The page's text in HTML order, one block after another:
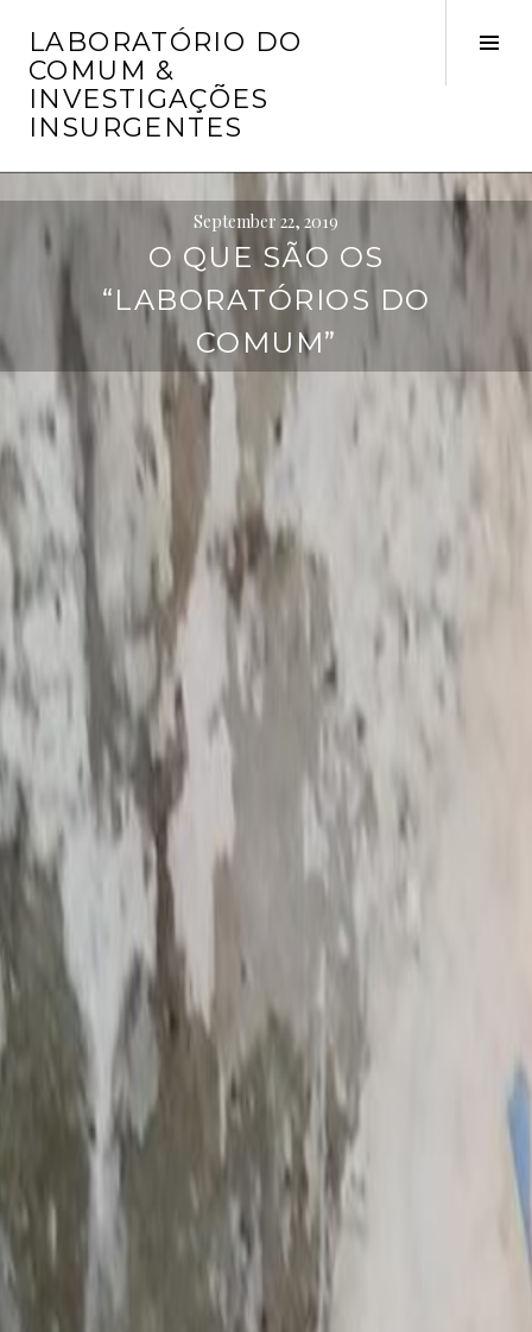
content
LABORATÓRIO DO
COMUM &
INVESTIGAÇÕES
INSURGENTES
September 22, 2019
O QUE SÃO OS
“LABORATÓRIOS DO
COMUM”